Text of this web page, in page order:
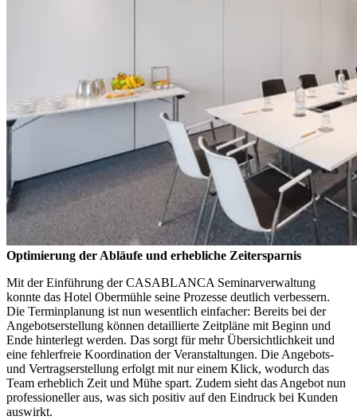
Optimierung der Abläufe und erhebliche Zeitersparnis
Mit der Einführung der CASABLANCA Seminarverwaltung
konnte das Hotel Obermühle seine Prozesse deutlich verbessern.
Die Terminplanung ist nun wesentlich einfacher: Bereits bei der
Angebotserstellung können detaillierte Zeitpläne mit Beginn und
Ende hinterlegt werden. Das sorgt für mehr Übersichtlichkeit und
eine fehlerfreie Koordination der Veranstaltungen. Die Angebots-
und Vertragserstellung erfolgt mit nur einem Klick, wodurch das
Team erheblich Zeit und Mühe spart. Zudem sieht das Angebot nun
professioneller aus, was sich positiv auf den Eindruck bei Kunden
auswirkt.